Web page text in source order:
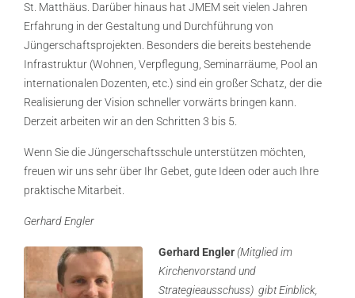
St. Matthäus. Darüber hinaus hat JMEM seit vielen Jahren
Erfahrung in der Gestaltung und Durchführung von
Jüngerschaftsprojekten. Besonders die bereits bestehende
Infrastruktur (Wohnen, Verpflegung, Seminarräume, Pool an
internationalen Dozenten, etc.) sind ein großer Schatz, der die
Realisierung der Vision schneller vorwärts bringen kann.
Derzeit arbeiten wir an den Schritten 3 bis 5.
Wenn Sie die Jüngerschaftsschule unterstützen möchten,
freuen wir uns sehr über Ihr Gebet, gute Ideen oder auch Ihre
praktische Mitarbeit.
Gerhard Engler
Gerhard Engler(Mitglied im
Kirchenvorstand und
Strategieausschuss) gibt Einblick,